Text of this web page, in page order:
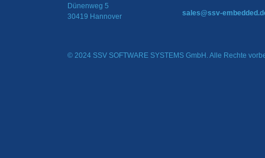
Dünenweg 5
30419 Hannover
sales@ssv-
© 2024 SSV SOFTWARE SYSTEMS GmbH. Alle Rechte